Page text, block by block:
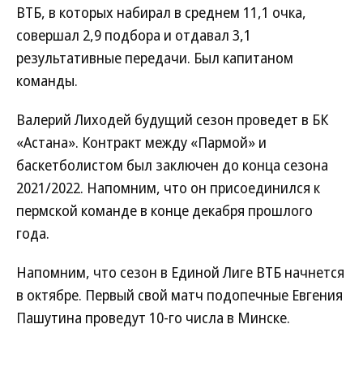
ВТБ, в которых набирал в среднем 11,1 очка,
совершал 2,9 подбора и отдавал 3,1
результативные передачи. Был капитаном
команды.
Валерий Лиходей будущий сезон проведет в БК
«Астана». Контракт между «Пармой» и
баскетболистом был заключен до конца сезона
2021/2022. Напомним, что он присоединился к
пермской команде в конце декабря прошлого
года.
Напомним, что сезон в Единой Лиге ВТБ начнется
в октябре. Первый свой матч подопечные Евгения
Пашутина проведут 10-го числа в Минске.